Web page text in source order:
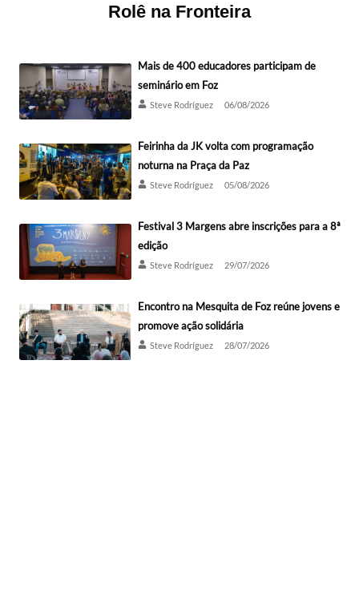
Rolê na Fronteira
Mais de 400 educadores participam de
seminário em Foz
Steve Rodríguez 06/08/2026
Feirinha da JK volta com programação
noturna na Praça da Paz
Steve Rodríguez 05/08/2026
Festival 3 Margens abre inscrições para a 8ª
edição
Steve Rodríguez 29/07/2026
Encontro na Mesquita de Foz reúne jovens e
promove ação solidária
Steve Rodríguez 28/07/2026